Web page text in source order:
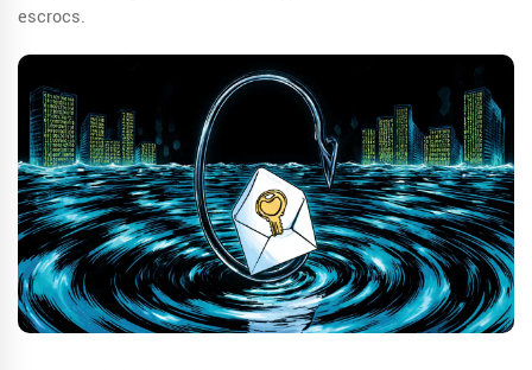
escrocs.